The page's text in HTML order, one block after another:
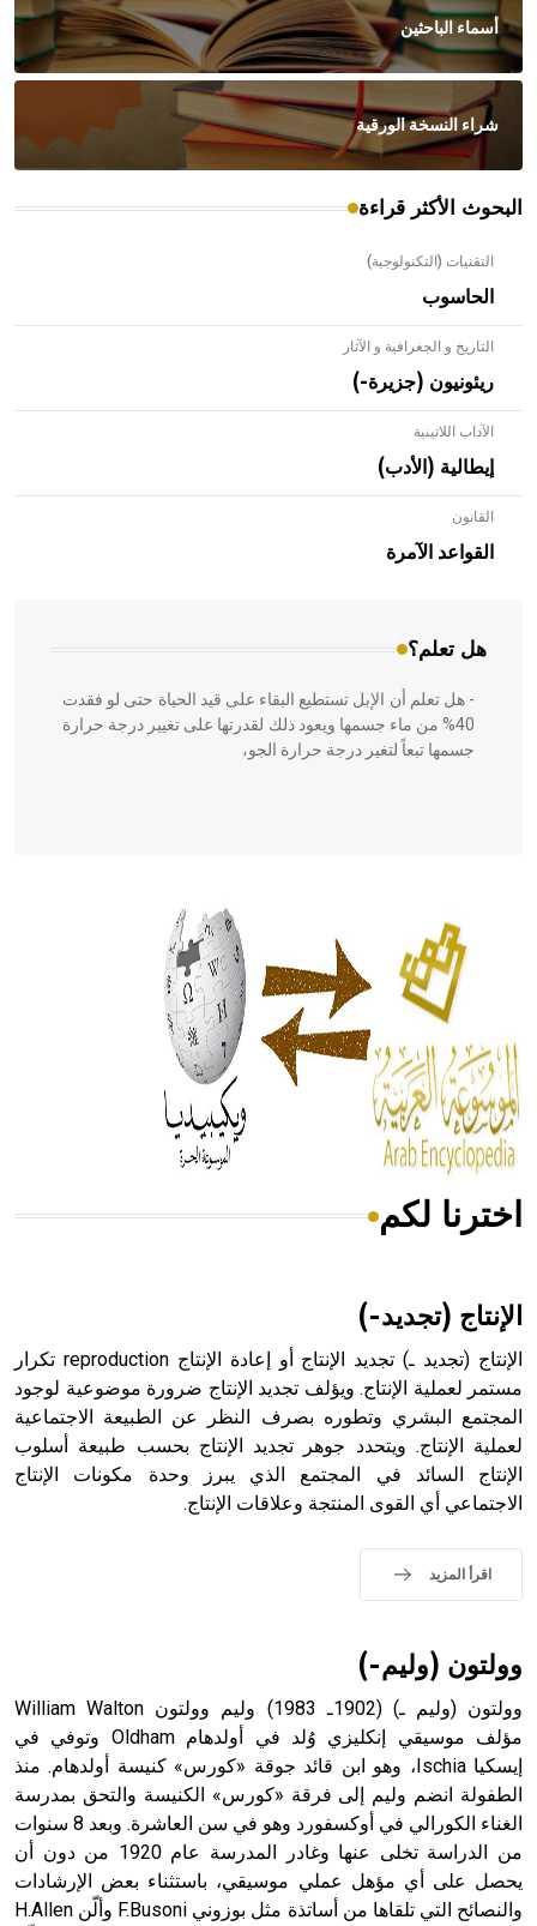
أسماء الباحثين
شراء النسخة الورقية
البحوث الأكثر قراءة
التقنيات (التكنولوجية)
الحاسوب
التاريخ و الجغرافية و الآثار
ريئونيون (جزيرة-)
الآداب اللاتينية
إيطالية (الأدب)
القانون
القواعد الآمرة
هل تعلم؟
- هل تعلم أن الأبلق نوع من الفنون الهندسية التي ارتبطت
بالعمارة الإسلامية في بلاد الشام ومصر خاصة، حيث يحرص
المعمار على بناء مداميكه وخاصة في الواجهات
- هل تعلم أن الإبل تستطيع البقاء على قيد الحياة حتى لو فقدت
40% من ماء جسمها ويعود ذلك لقدرتها على تغيير درجة حرارة
جسمها تبعاً لتغير درجة حرارة الجو،
الحكم، الأدلة، تنظيم التغذية، ورسالته في جروح الرأس. ويعود
له الفضل بأنه حرر الطب من الدين والفلسفة.
- هل تعلم أن المرجان إفراز حيواني يتكون في البحر ويتركب
من مادة كربونات الكلسيوم، وهو أحمر أو شديد الحمرة وهو
أجود أنواعه، ويمتاز بكبر الحجم ويسمى الش
هل تعلم أن الأبسيد كلمة فرنسية اللفظ تم اعتمادها مصطلحاً
- هل تعلم أن أبجر Abgar اسم معروف جيداً يعود إلى عدد من
الملوك الذين حكموا مدينة إديسا (الرها) من أبجر الأول وحتى
التاسع، وهم ينتسبون إلى أسرة أوسروين
حيث تقتصر القيمة الصوتية للعلامة الك
اخترنا لكم
الإنتاج (تجديد-)
الإنتاج (تجديد ـ) تجديد الإنتاج أو إعادة الإنتاج reproduction تكرار
مستمر لعملية الإنتاج. ويؤلف تجديد الإنتاج ضرورة موضوعية لوجود
المجتمع البشري وتطوره بصرف النظر عن الطبيعة الاجتماعية
لعملية الإنتاج. ويتحدد جوهر تجديد الإنتاج بحسب طبيعة أسلوب
الإنتاج السائد في المجتمع الذي يبرز وحدة مكونات الإنتاج
الاجتماعي أي القوى المنتجة وعلاقات الإنتاج.
اقرأ المزيد
وولتون (وليم-)
وولتون (وليم ـ) (1902ـ 1983) وليم وولتون William Walton
مؤلف موسيقي إنكليزي وُلد في أولدهام Oldham وتوفي في
إيسكيا Ischia، وهو ابن قائد جوقة «كورس» كنيسة أولدهام. منذ
الطفولة انضم وليم إلى فرقة «كورس» الكنيسة والتحق بمدرسة
الغناء الكورالي في أوكسفورد وهو في سن العاشرة. وبعد 8 سنوات
من الدراسة تخلى عنها وغادر المدرسة عام 1920 من دون أن
يحصل على أي مؤهل عملي موسيقي، باستثناء بعض الإرشادات
والنصائح التي تلقاها من أساتذة مثل بوزوني F.Busoni وألّن H.Allen